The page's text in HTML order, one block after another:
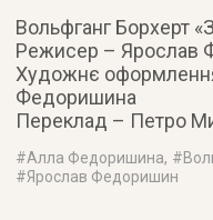
Вольфганг Борхерт
Режисер – Ярослав
Художнє
Федоришина
Переклад – Петро
#Алла Федоришина, #
#Ярослав Федоришин